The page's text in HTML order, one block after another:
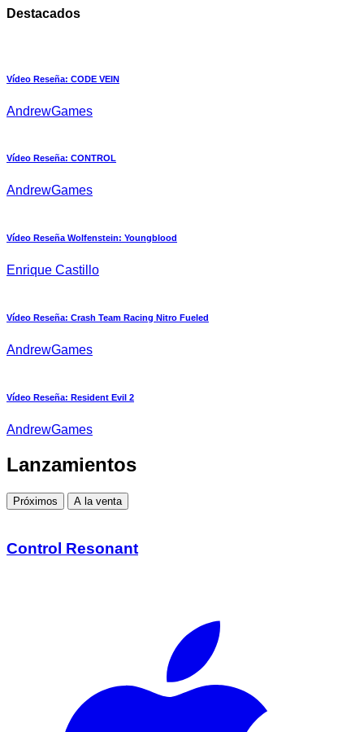
Destacados
Vídeo Reseña: CODE VEIN
AndrewGames
Vídeo Reseña: CONTROL
AndrewGames
Vídeo Reseña Wolfenstein: Youngblood
Enrique Castillo
Vídeo Reseña: Crash Team Racing Nitro Fueled
AndrewGames
Vídeo Reseña: Resident Evil 2
AndrewGames
Lanzamientos
Próximos A la venta
Control Resonant